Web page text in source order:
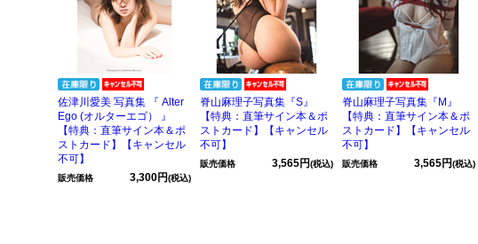
佐津川愛美 写真集 『 Alter
Ego (オルターエゴ） 』
【特典：直筆サイン本＆ポ
ストカード】【キャンセル
不可】
販売価格 3,300円(税込)
脊山麻理子写真集『S』
【特典：直筆サイン本＆ポ
ストカード】【キャンセル
不可】
販売価格 3,565円(税込)
脊山麻理子写真集『M』
【特典：直筆サイン本＆ポ
ストカード】【キャンセル
不可】
販売価格 3,565円(税込)